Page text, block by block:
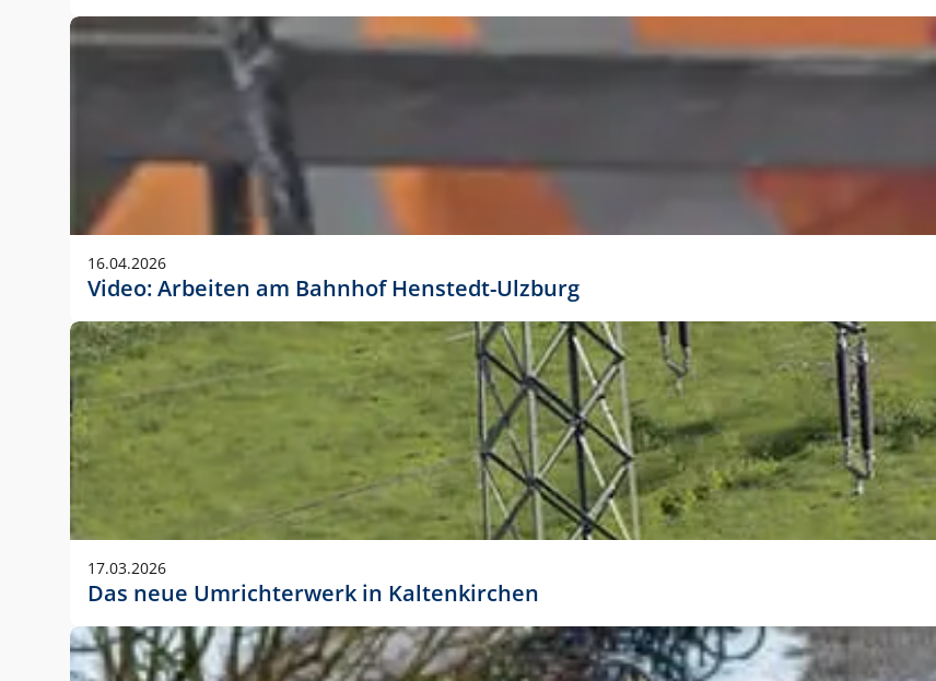
Anwendungsgröße im Layout:
Die Logohöhe beträgt 4 – 10 % der jeweiligen Formathöhe. Daraus ergeben sich für gängige Formate
folgende fest definierte Anwendungsgrößen im Layout:
DIN A3 – 15 mm hoch (5 %)
DIN A1 – 39 mm hoch (5 %)
DIN lang – 10 mm hoch (5 %)
1080 x 1080 px – 78 px hoch (7 %)
In Ausnahmefällen darf das Logo jedoch auch größer oder kleiner gesetzt werden. Dazu bedarf es jedoch
stets der vorherigen Absprache mit der Marketingabteilung.
16.04.2026
Video: Arbeiten am Bahnhof Henstedt-Ulzburg
17.03.2026
Das neue Umrichterwerk in Kaltenkirchen